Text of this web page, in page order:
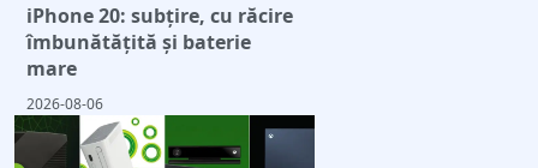
iPhone 20: subțire, cu răcire
îmbunătățită și baterie
mare
2026-08-06